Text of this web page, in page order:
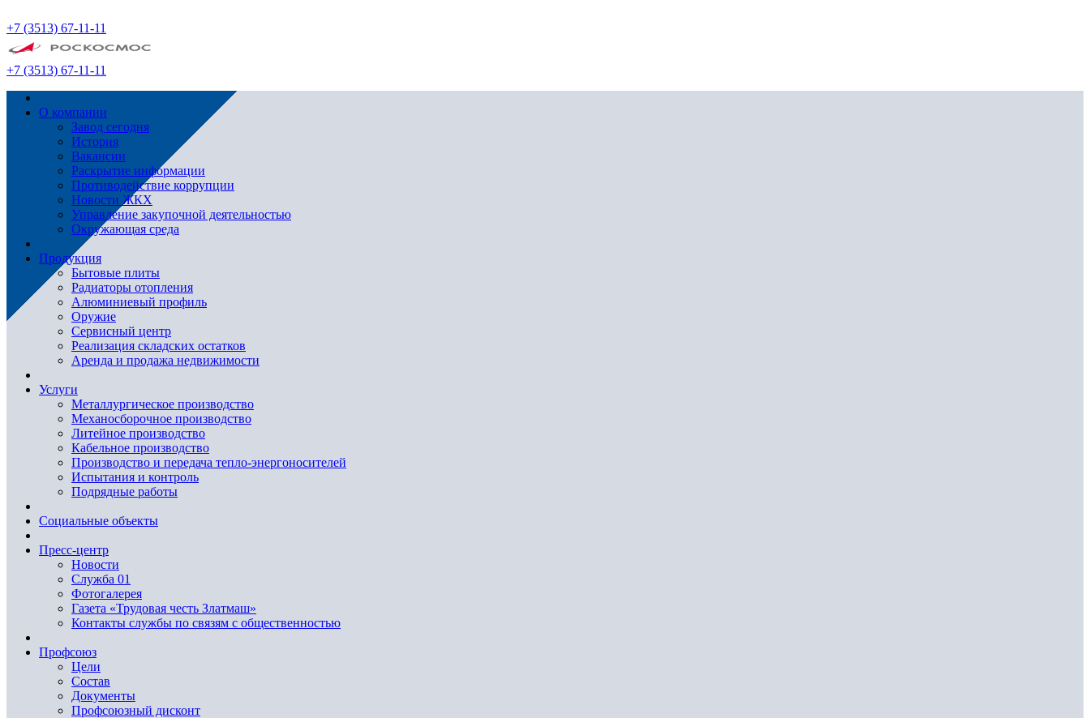
+7 (3513) 67-11-11
+7 (3513) 67-11-11
О компании
Завод сегодня
История
Вакансии
Раскрытие информации
Противодействие коррупции
Новости ЖКХ
Управление закупочной деятельностью
Окружающая среда
Продукция
Бытовые плиты
Радиаторы отопления
Алюминиевый профиль
Оружие
Сервисный центр
Реализация складских остатков
Аренда и продажа недвижимости
Услуги
Металлургическое производство
Механосборочное производство
Литейное производство
Кабельное производство
Производство и передача тепло-энергоносителей
Испытания и контроль
Подрядные работы
Социальные объекты
Пресс-центр
Новости
Служба 01
Фотогалерея
Газета «Трудовая честь Златмаш»
Контакты службы по связям с общественностью
Профсоюз
Цели
Состав
Документы
Профсоюзный дисконт